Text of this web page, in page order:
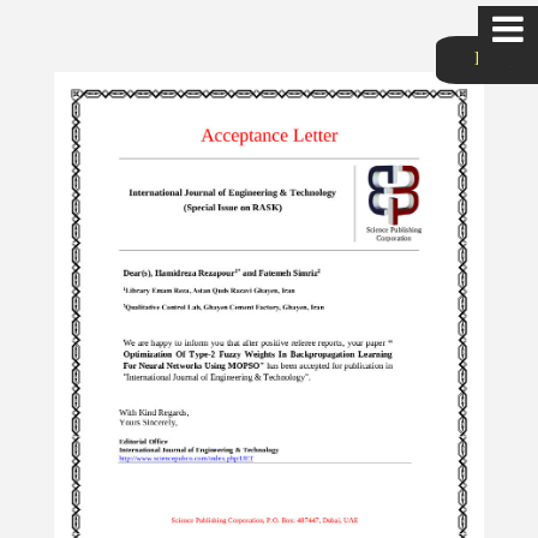
سایت شخصی
حمیدرضا رضاپور
برنامه نویسی موبایل
برنامه نویسی موبایل2
List